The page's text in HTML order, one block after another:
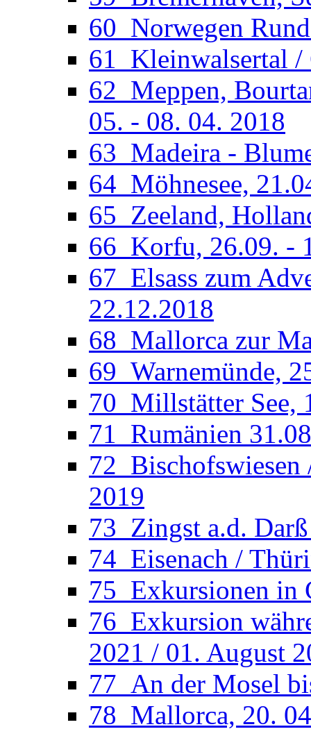
60_Norwegen
61_Kleinwalsertal /
62_Meppen,
05. - 08. 04. 2018
63_Madeira -
64_Möhnesee,
65_Zeeland,
66_Korfu, 26.09. -
67_Elsass zum
22.12.2018
68_Mallorca zur
69_Warnemünde,
70_Millstätter See,
71_Rumänien
72_Bischofswiesen
2019
73_Zingst a.d.
74_Eisenach /
75_Exkursionen in
76_Exkursion
2021 / 01. August
77_An der Mosel
78_Mallorca, 20.